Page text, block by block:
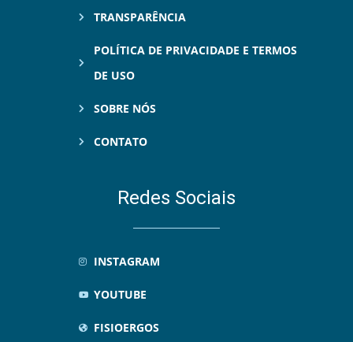
TRANSPARÊNCIA
POLÍTICA DE PRIVACIDADE E TERMOS
DE USO
SOBRE NÓS
CONTATO
Redes Sociais
INSTAGRAM
YOUTUBE
FISIOERGOS